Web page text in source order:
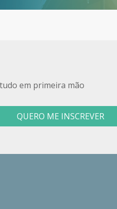
em primeira mão
QUERO ME INSCREVER